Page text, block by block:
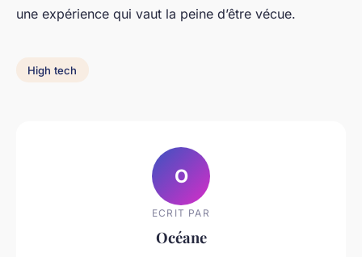
une expérience qui vaut la peine d’être vécue.
High tech
O
ECRIT PAR
Océane